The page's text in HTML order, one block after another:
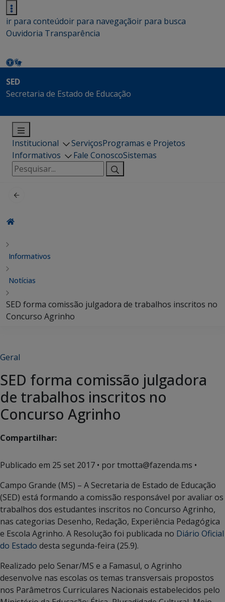
ir para conteúdoir para navegaçãoir para busca
Ouvidoria Transparência
SED
Secretaria de Estado de Educação
Institucional ServiçosProgramas e Projetos
Informativos
Fale ConoscoSistemas
Pesquisar
por:
Informativos
Notícias
SED forma comissão julgadora de trabalhos inscritos no
Concurso Agrinho
Geral
SED forma comissão julgadora
de trabalhos inscritos no
Concurso Agrinho
Compartilhar:
Publicado em 25 set 2017 • por tmotta@fazenda.ms •
Campo Grande (MS) – A Secretaria de Estado de Educação
(SED) está formando a comissão responsável por avaliar os
trabalhos dos estudantes inscritos no Concurso Agrinho,
nas categorias Desenho, Redação, Experiência Pedagógica
e Escola Agrinho. A Resolução foi publicada no Diário Oficial
do Estado desta segunda-feira (25.9).
Realizado pelo Senar/MS e a Famasul, o Agrinho
desenvolve nas escolas os temas transversais propostos
nos Parâmetros Curriculares Nacionais estabelecidos pelo